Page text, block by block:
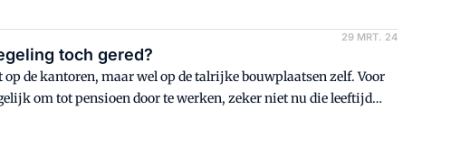
29 MRT. 24
toch gered?
de kantoren, maar wel op de talrijke bouwplaatsen zelf. Voor
om tot pensioen door te werken, zeker niet nu die leeftijd